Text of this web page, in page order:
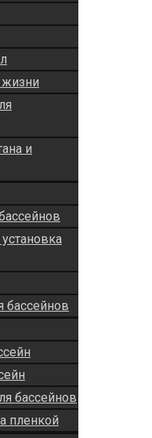
жизни
и
бассейнов
бассейнов
пленкой